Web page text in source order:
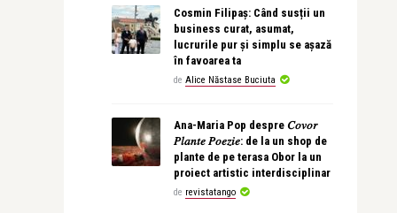
Cosmin Filipaș: Când susții un
business curat, asumat,
lucrurile pur și simplu se așază
în favoarea ta
de Alice Năstase Buciuta
Ana-Maria Pop despre 𝐶𝑜𝑣𝑜𝑟
𝑃𝑙𝑎𝑛𝑡𝑒 𝑃𝑜𝑒𝑧𝑖𝑒: de la un shop de
plante de pe terasa Obor la un
proiect artistic interdisciplinar
de revistatango